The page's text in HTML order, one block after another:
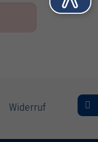
Widerruf